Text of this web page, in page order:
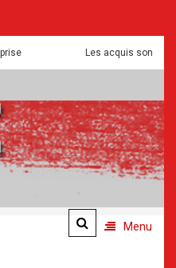
Les acquis sont mis a
Menu